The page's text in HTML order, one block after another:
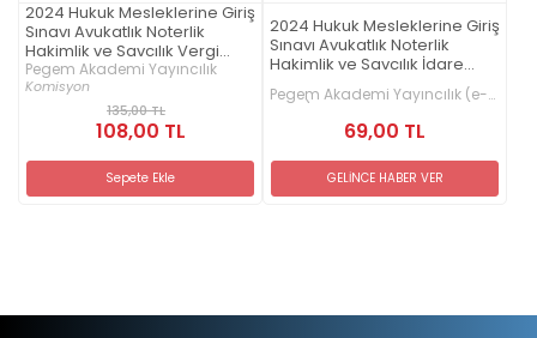
2024 Hukuk Mesleklerine Giriş
Sınavı Avukatlık Noterlik
Hakimlik ve Savcılık Vergi
Hukuku Konu Anlat
Pegem Akademi Yayıncılık
Komisyon
135,00 TL
108,00 TL
Sepete Ekle
2024 Hukuk Mesleklerine Giriş
Sınavı Avukatlık Noterlik
Hakimlik ve Savcılık İdare
Pegem Akademi Yayıncılık (e-
kitap)
69,00 TL
GELİNCE HABER VER